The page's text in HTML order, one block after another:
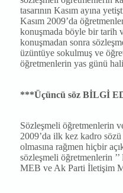
tasarının Kasım ayına
Kasım 2009’da
konuşmada böyle bir tarih
konuşmadan sonra
üzüntüye sokulmuş ve
öğretmenlerin yas günü
***Üçüncü söz BİLGİ
Sözleşmeli öğretmenlerin
2009’da ilk kez kadro
olmasına rağmen hiçbir
sözleşmeli öğretmenlerin
MEB ve Ak Parti İletişim